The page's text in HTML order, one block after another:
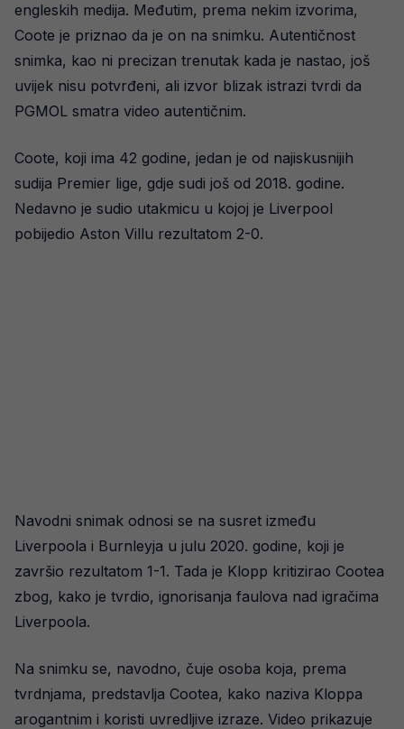
engleskih medija. Međutim, prema nekim izvorima,
Coote je priznao da je on na snimku. Autentičnost
snimka, kao ni precizan trenutak kada je nastao, još
uvijek nisu potvrđeni, ali izvor blizak istrazi tvrdi da
PGMOL smatra video autentičnim.
Coote, koji ima 42 godine, jedan je od najiskusnijih
sudija Premier lige, gdje sudi još od 2018. godine.
Nedavno je sudio utakmicu u kojoj je Liverpool
pobijedio Aston Villu rezultatom 2-0.
Navodni snimak odnosi se na susret između
Liverpoola i Burnleyja u julu 2020. godine, koji je
završio rezultatom 1-1. Tada je Klopp kritizirao Cootea
zbog, kako je tvrdio, ignorisanja faulova nad igračima
Liverpoola.
Na snimku se, navodno, čuje osoba koja, prema
tvrdnjama, predstavlja Cootea, kako naziva Kloppa
arogantnim i koristi uvredljive izraze. Video prikazuje